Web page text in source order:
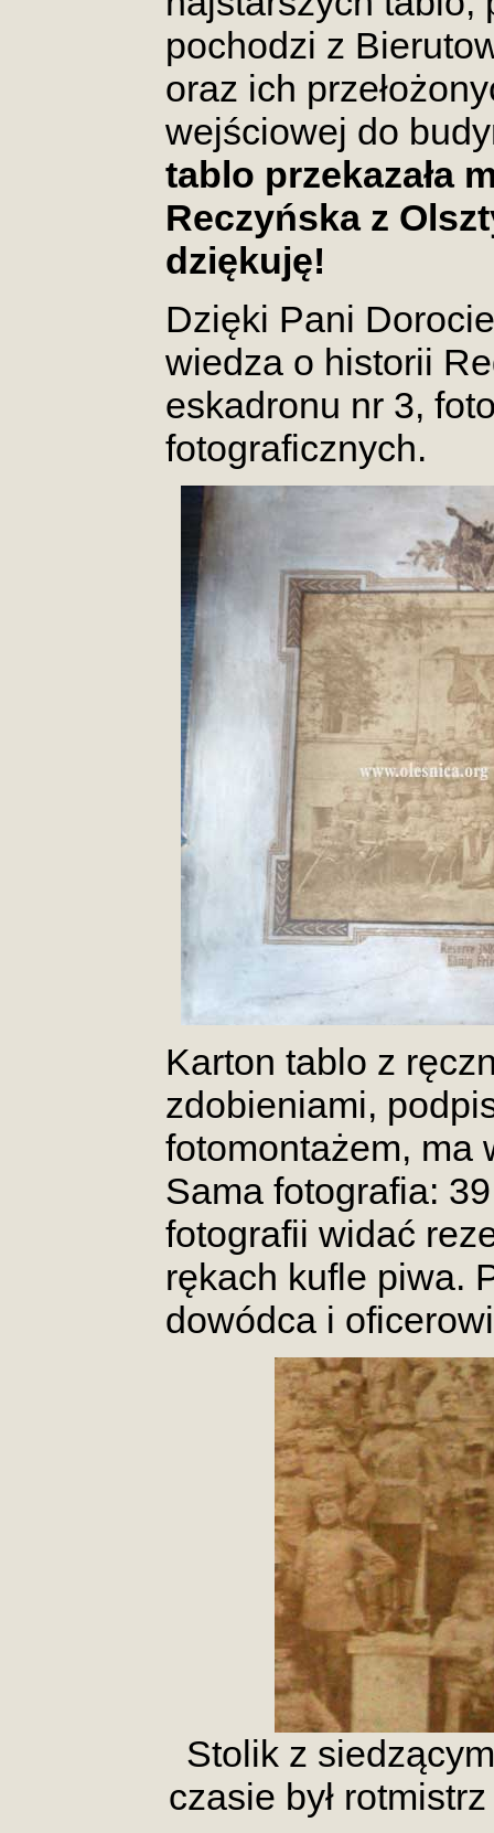
pochodzi z
oraz ich
wejściowej do
tablo przekazała
Reczyńska z
dziękuję!
Dzięki Pani
wiedza o historii
eskadronu nr 3,
fotograficznych.
Karton tablo z
zdobieniami,
fotomontażem, ma
Sama fotografia:
fotografii widać
rękach kufle piwa.
dowódca i
Stolik z
czasie był